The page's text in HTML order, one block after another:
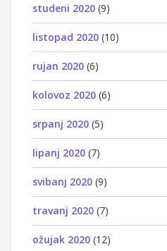
studeni 2020 (9)
listopad 2020 (10)
rujan 2020 (6)
kolovoz 2020 (6)
srpanj 2020 (5)
lipanj 2020 (7)
svibanj 2020 (9)
travanj 2020 (7)
ožujak 2020 (12)